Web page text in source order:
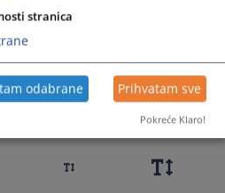
krivicnu odgovornost -
PREGLEDA
stranica
odabrane Prihvatam sve
Pokreće Klaro!